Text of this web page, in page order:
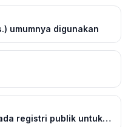
umumnya digunakan
OJK/BEI (emiten) — tidak ada registri publik untuk PT tertutup